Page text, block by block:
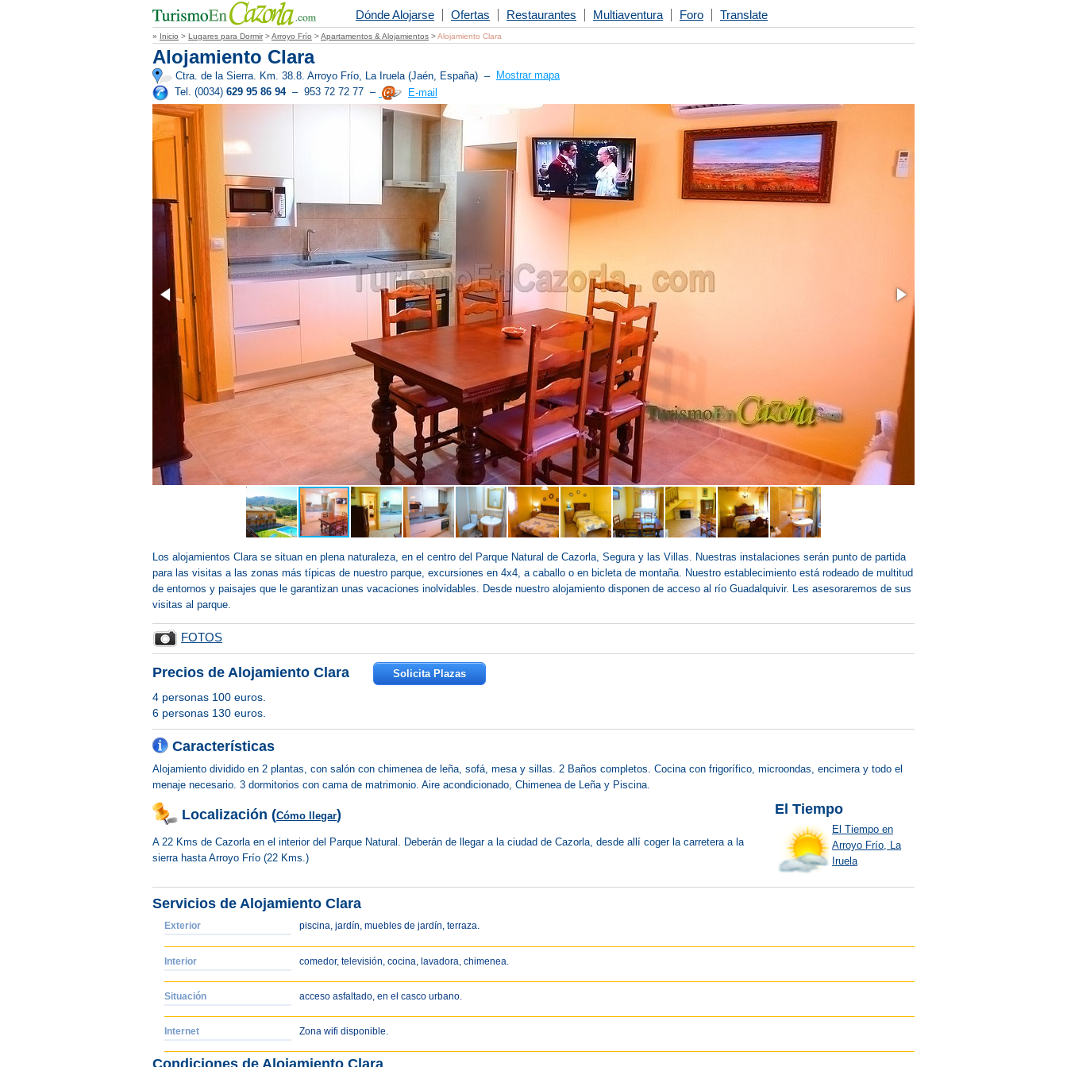
Dónde Alojarse Ofertas Restaurantes Multiaventura Foro Translate
» Inicio > Lugares para Dormir >Arroyo Frío >Apartamentos & Alojamientos >Alojamiento Clara
Alojamiento Clara
Ctra. de la Sierra. Km. 38.8. Arroyo Frío, La Iruela (Jaén, España) – Mostrar mapa
Tel. (0034) 629 95 86 94 – 953 72 72 77 – E-mail
Los alojamientos Clara se situan en plena naturaleza, en el centro del Parque Natural de Cazorla, Segura y las Villas. Nuestras instalaciones serán punto de partida
para las visitas a las zonas más típicas de nuestro parque, excursiones en 4x4, a caballo o en bicleta de montaña. Nuestro establecimiento está rodeado de multitud
de entornos y paisajes que le garantizan unas vacaciones inolvidables. Desde nuestro alojamiento disponen de acceso al río Guadalquivir. Les asesoraremos de sus
visitas al parque.
FOTOS
Precios de Alojamiento Clara Solicita Plazas
4 personas 100 euros.
6 personas 130 euros.
Características
Alojamiento dividido en 2 plantas, con salón con chimenea de leña, sofá, mesa y sillas. 2 Baños completos. Cocina con frigorífico, microondas, encimera y todo el
menaje necesario. 3 dormitorios con cama de matrimonio. Aire acondicionado, Chimenea de Leña y Piscina.
Localización (Cómo llegar)
A 22 Kms de Cazorla en el interior del Parque Natural. Deberán de llegar a la ciudad de Cazorla, desde allí coger la carretera a la
sierra hasta Arroyo Frío (22 Kms.)
El Tiempo
El Tiempo en
Arroyo Frío, La
Iruela
Servicios de Alojamiento Clara
Exterior piscina, jardín, muebles de jardín, terraza.
Interior comedor, televisión, cocina, lavadora, chimenea.
Situación acceso asfaltado, en el casco urbano.
Internet Zona wifi disponible.
Condiciones de Alojamiento Clara